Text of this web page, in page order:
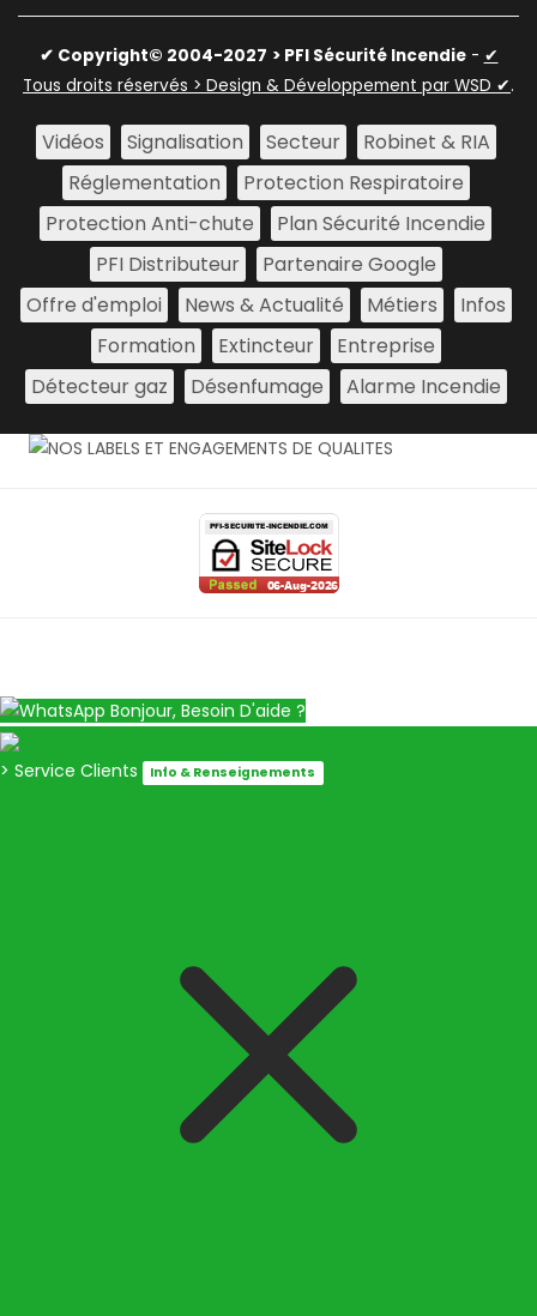
✔ Copyright© 2004-2027 > PFI Sécurité Incendie- ✔
Tous droits réservés > Design & Développement par WSD ✔.
Vidéos Signalisation Secteur
Robinet & RIA
Réglementation
Protection Respiratoire
Protection Anti-chute
Plan Sécurité Incendie
PFI Distributeur
Partenaire Google
Offre d'emploi
News & Actualité Métiers
Infos
Formation
Extincteur
Entreprise
Détecteur gaz
Désenfumage Alarme Incendie
Bonjour, Besoin D'aide ?
> Service Clients Info & Renseignements